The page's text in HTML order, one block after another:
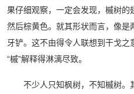
果仔细观察，一定会发现，槭树
然后棕黄色。就其形状而言，像
牙铲。这不由得令人联想到干戈
“槭”解释得淋漓尽致。
不少人只知枫树，不知槭树。